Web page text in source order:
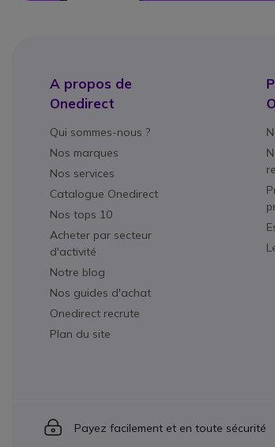
A propos de
Onedirect
Qui sommes-nous ?
Nos marques
Nos services
Catalogue Onedirect
Nos tops 10
Acheter par secteur
d'activité
Notre blog
Nos guides d'achat
Onedirect recrute
Plan du site
Icon
Payez facilement et en toute sécurité